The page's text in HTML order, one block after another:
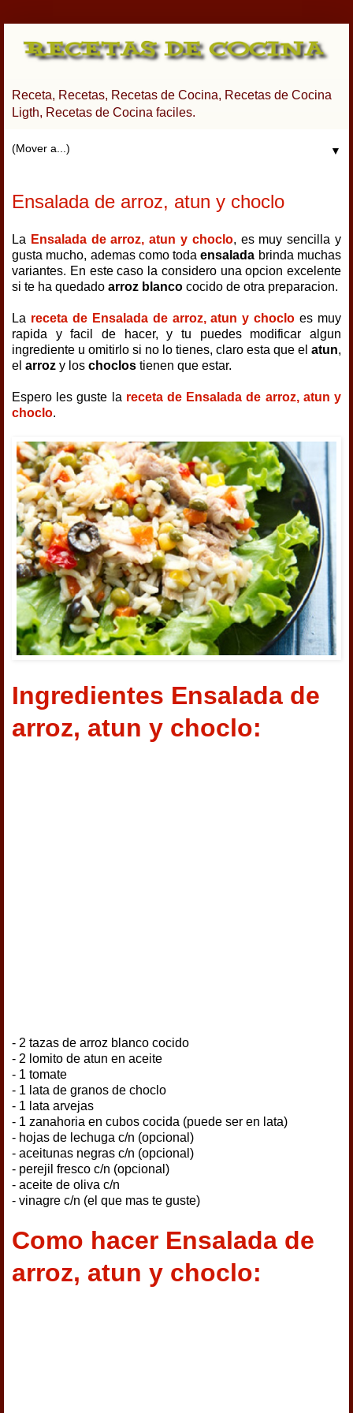
Receta, Recetas, Recetas de Cocina, Recetas de Cocina
Ligth, Recetas de Cocina faciles.
▼
Ensalada de arroz, atun y choclo
La Ensalada de arroz, atun y choclo, es muy sencilla y
gusta mucho, ademas como todaensalada brinda muchas
variantes. En este caso la considero una opcion excelente
si te ha quedado arroz blanco cocido de otra preparacion.
La receta de Ensalada de arroz, atun y choclo es muy
rapida y facil de hacer, y tu puedes modificar algun
ingrediente u omitirlo si no lo tienes, claro esta que el atun,
el arroz y los choclos tienen que estar.
Espero les guste la receta de Ensalada de arroz, atun y
choclo.
Ingredientes Ensalada de
arroz, atun y choclo:
- 2 tazas de arroz blanco cocido
- 2 lomito de atun en aceite
- 1 tomate
- 1 lata de granos de choclo
- 1 lata arvejas
- 1 zanahoria en cubos cocida (puede ser en lata)
- hojas de lechuga c/n (opcional)
- aceitunas negras c/n (opcional)
- perejil fresco c/n (opcional)
- aceite de oliva c/n
- vinagre c/n (el que mas te guste)
Como hacer Ensalada de
arroz, atun y choclo: